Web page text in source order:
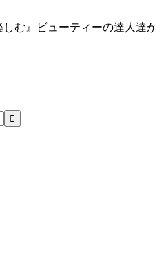
しむ』ビューティーの達人達